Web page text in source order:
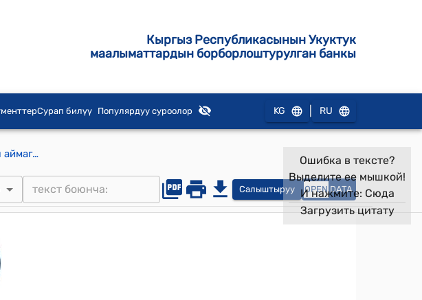
Кыргыз Республикасынын Укуктук
маалыматтардын борборлоштурулган банкы
Сурап билүү Популярдуу суроолор KG RU
Ийри-Суу айылдык кеңешинин 2015-жылдын 11-апрелиндеги № 19 "Айыл аймагындагы мал бакмачылардын жайлоого көчүп кетүүсү жана кайрадан көчүп келүү мөөнөтүн белгилөө жөнүндө" токтому
Салыштыруу OPEN DATA
Ошибка в тексте?
Выделите ее мышкой!
И нажмите: Сюда
Загрузить цитату